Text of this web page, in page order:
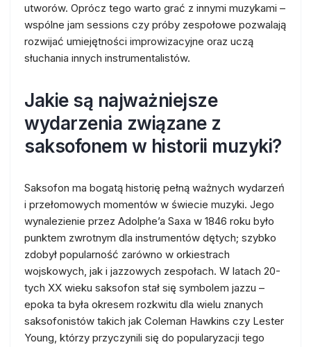
utworów. Oprócz tego warto grać z innymi muzykami –
wspólne jam sessions czy próby zespołowe pozwalają
rozwijać umiejętności improwizacyjne oraz uczą
słuchania innych instrumentalistów.
Jakie są najważniejsze
wydarzenia związane z
saksofonem w historii muzyki?
Saksofon ma bogatą historię pełną ważnych wydarzeń
i przełomowych momentów w świecie muzyki. Jego
wynalezienie przez Adolphe’a Saxa w 1846 roku było
punktem zwrotnym dla instrumentów dętych; szybko
zdobył popularność zarówno w orkiestrach
wojskowych, jak i jazzowych zespołach. W latach 20-
tych XX wieku saksofon stał się symbolem jazzu –
epoka ta była okresem rozkwitu dla wielu znanych
saksofonistów takich jak Coleman Hawkins czy Lester
Young, którzy przyczynili się do popularyzacji tego